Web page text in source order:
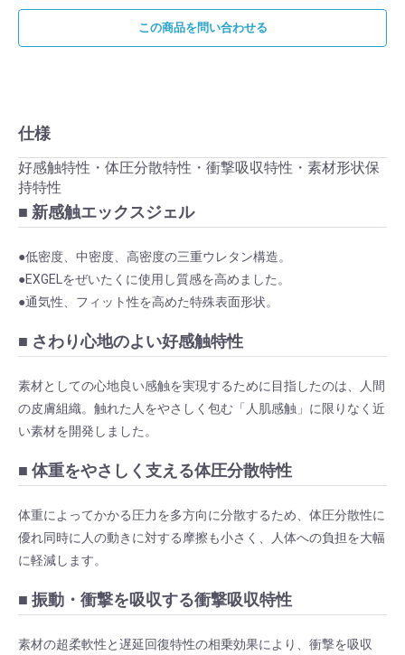
この商品を問い合わせる
仕様
好感触特性・体圧分散特性・衝撃吸収特性・素材形状保
持特性
■ 新感触エックスジェル
●低密度、中密度、高密度の三重ウレタン構造。
●EXGELをぜいたくに使用し質感を高めました。
●通気性、フィット性を高めた特殊表面形状。
■ さわり心地のよい好感触特性
素材としての心地良い感触を実現するために目指したのは、人間
の皮膚組織。触れた人をやさしく包む「人肌感触」に限りなく近
い素材を開発しました。
■ 体重をやさしく支える体圧分散特性
体重によってかかる圧力を多方向に分散するため、体圧分散性に
優れ同時に人の動きに対する摩擦も小さく、人体への負担を大幅
に軽減します。
■ 振動・衝撃を吸収する衝撃吸収特性
素材の超柔軟性と遅延回復特性の相乗効果により、衝撃を吸収